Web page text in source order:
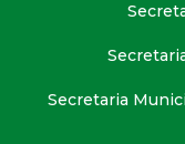
Secretaria